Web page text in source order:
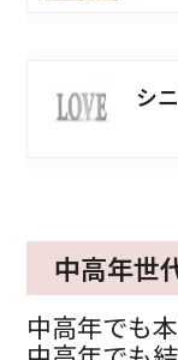
シ
中高年世
中高年でも